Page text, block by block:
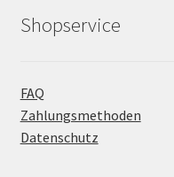
Shopservice
FAQ
Zahlungsmethoden
Datenschutz